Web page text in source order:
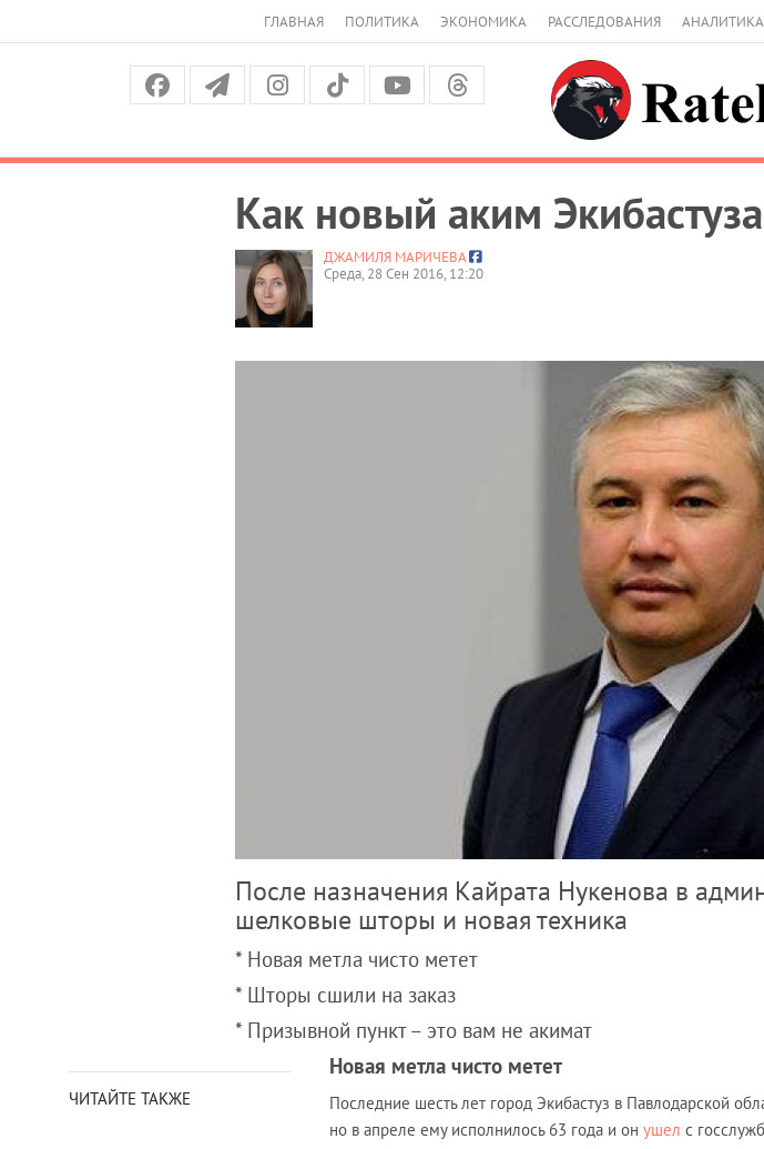
ГЛАВНАЯ ПОЛИТИКА ЭКОНОМИКА РАССЛЕДОВАНИЯ АНАЛИТИКА
Как новый аким
ДЖАМИЛЯ МАРИЧЕВА
Среда, 28 Сен 2016, 12:20
После назначения Кайрата Нукенова в
шелковые шторы и новая техника
* Новая метла чисто метет
* Шторы сшили на заказ
* Призывной пункт – это вам не акимат
ЧИТАЙТЕ ТАКЖЕ
Новая метла чисто метет
Последние шесть лет город Экибастуз в Павлодарской
но в апреле ему исполнилось 63 года и он ушел с